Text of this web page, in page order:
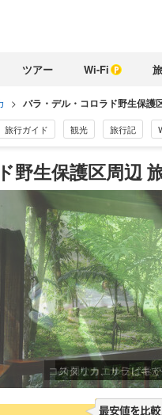
ツアー Wi-Fi
> バラ・デル・コロラド野生保護
旅行ガイド 観光 旅行記
野生保護区周辺
綺麗なカエルには毒
コスタリカ、サラピキ